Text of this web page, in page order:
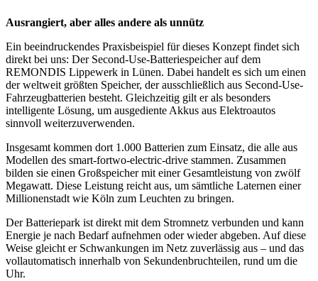
Ausrangiert, aber alles andere als unnütz
Ein beeindruckendes Praxisbeispiel für dieses Konzept findet sich
direkt bei uns: Der Second-Use-Batteriespeicher auf dem
REMONDIS Lippewerk in Lünen. Dabei handelt es sich um einen
der weltweit größten Speicher, der ausschließlich aus Second-Use-
Fahrzeugbatterien besteht. Gleichzeitig gilt er als besonders
intelligente Lösung, um ausgediente Akkus aus Elektroautos
sinnvoll weiterzuverwenden.
Insgesamt kommen dort 1.000 Batterien zum Einsatz, die alle aus
Modellen des smart-fortwo-electric-drive stammen. Zusammen
bilden sie einen Großspeicher mit einer Gesamtleistung von zwölf
Megawatt. Diese Leistung reicht aus, um sämtliche Laternen einer
Millionenstadt wie Köln zum Leuchten zu bringen.
Der Batteriepark ist direkt mit dem Stromnetz verbunden und kann
Energie je nach Bedarf aufnehmen oder wieder abgeben. Auf diese
Weise gleicht er Schwankungen im Netz zuverlässig aus – und das
vollautomatisch innerhalb von Sekundenbruchteilen, rund um die
Uhr.